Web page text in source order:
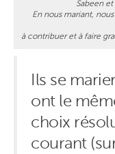
Sabeen
En nous mariant,
à contribuer et à faire
Ils se
ont le
choix
courant